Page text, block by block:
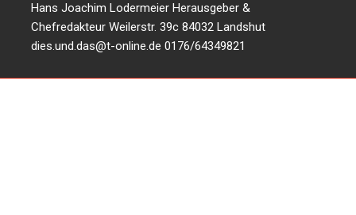
Hans Joachim Lodermeier Herausgeber &
Chefredakteur Weilerstr. 39c 84032 Landshut
dies.und.das@t-online.de 0176/64349821